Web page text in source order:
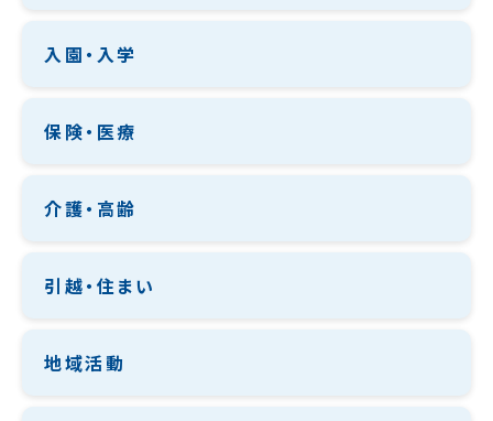
入園・入学
保険・医療
介護・高齢
引越・住まい
地域活動